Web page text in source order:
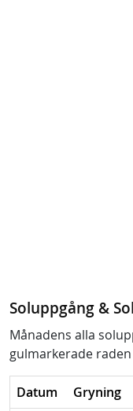
Soluppgång &
Månadens alla
gulmarkerade
Datum Gryning